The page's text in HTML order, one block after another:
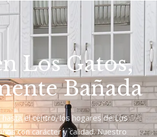
Los Gatos,
Bañada
el centro, los hogares de Los
con carácter y calidad. Nuestro